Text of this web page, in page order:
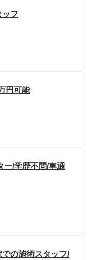
フ
円可能
ー/学歴不問/車通
での施術スタッフ/